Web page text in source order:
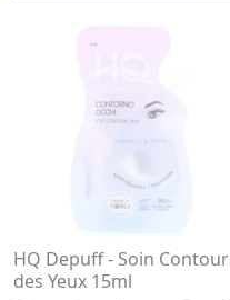
HQ Depuff - Soin Contour
des Yeux 15ml